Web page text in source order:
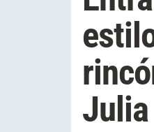
Julia